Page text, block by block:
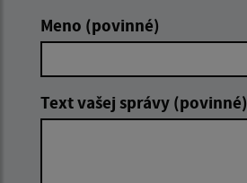
Meno (povinné)
Text vašej správy (povinné)